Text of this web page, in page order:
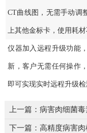
CT曲线图，无需手动调
上其他金标卡，使用耗材
仪器加入远程升级功能
新，客户无需任何操作
即可实现实时远程升级检
上一篇： 病害肉细菌
下一篇： 高精度病害肉